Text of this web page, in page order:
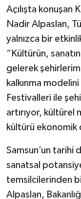
Açılışta konuşan
Nadir Alpaslan,
yalnızca bir
“Kültürün,
gelerek
kalkınma
Festivalleri ile
artırıyor, kültürel
kültürü
Samsun’un tarihi
sanatsal
temsilcilerinden
Alpaslan,